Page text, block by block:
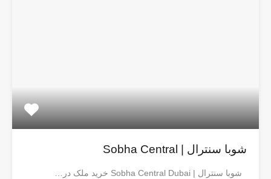
شوبا سنترال | Sobha Central
شوبا سنترال | Sobha Central Dubai خرید ملک در…